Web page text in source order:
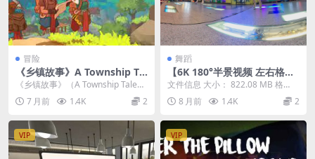
冒险
《乡镇故事》A Township Tal
e v1.5.1.1.38320
《乡镇故事》（A Township Tale）
是一款非常独特的虚拟现实游戏，
它巧...7 月前 1.4K 2
舞蹈
【6K 180°半景视频 左右格
式】’热恋歌’比基尼舞台演出
文件信息 大小： 822.08 MB 格
式： mp4（左右格式） 时长：03:
3... 8 月前 1.4K 2
VIP VIP